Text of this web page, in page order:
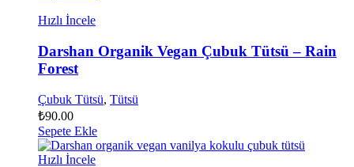
Hızlı İncele
Darshan Organik Vegan Çubuk Tütsü – Rain
Forest
Çubuk Tütsü, Tütsü
₺90.00
Sepete Ekle
Hızlı İncele